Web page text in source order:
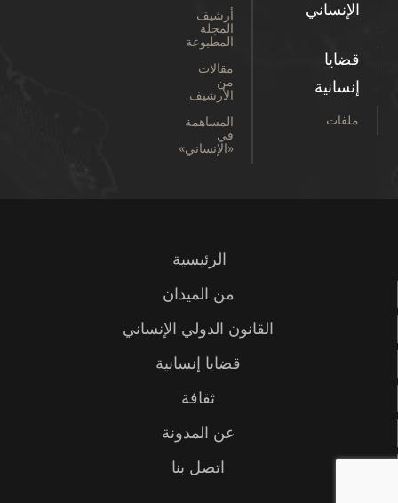
الإنساني
قضايا
إنسانية
ملفات
أرشيف
المجلة
المطبوعة
مقالات
من
الأرشيف
المساهمة
في
«الإنساني»
الرئيسية
من الميدان
القانون الدولي الإنساني
قضايا إنسانية
ثقافة
عن المدونة
اتصل بنا